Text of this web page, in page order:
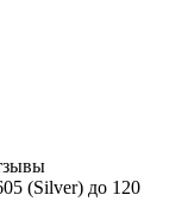
(Silver) до 120